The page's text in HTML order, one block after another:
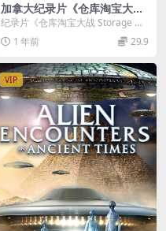
加拿大纪录片《仓库淘宝大战/
仓储挖宝王 Storage Wars》
第1-12季全265集 英语外挂中
字 官方纯净收藏版 1080P/M
纪录片《仓库淘宝大战 Storage Wa
rs》：一场寻宝者的盛宴 《仓库淘
宝大...1 年前 29.9
VIP